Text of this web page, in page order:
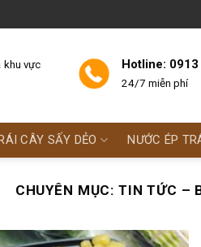
khu vực
Hotline:
24/7 miễn phí
CÂY SẤY DẺO NƯỚC ÉP
CHUYÊN MỤC: TIN TỨC –